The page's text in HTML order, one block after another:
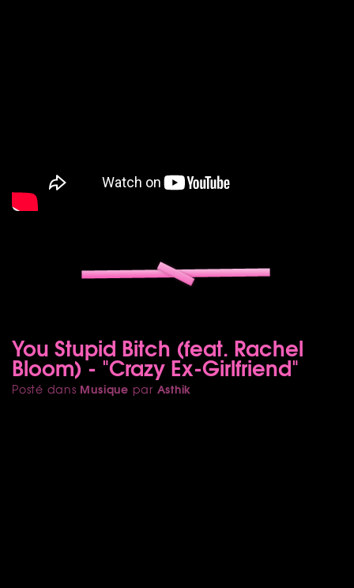
You Stupid Bitch (feat. Rachel
Bloom) - "Crazy Ex-Girlfriend"
Posté dans Musique par Asthik